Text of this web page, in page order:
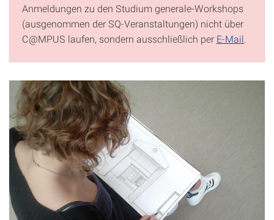
Anmeldungen zu den Studium generale-Workshops
(ausgenommen der SQ-Veranstaltungen) nicht über
C@MPUS laufen, sondern ausschließlich per E-Mail